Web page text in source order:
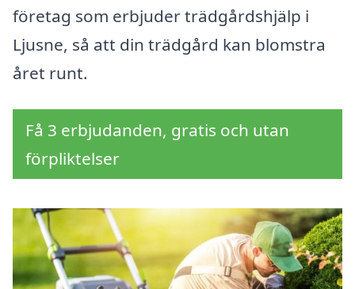
företag som erbjuder trädgårdshjälp i
Ljusne, så att din trädgård kan blomstra
året runt.
Få 3 erbjudanden, gratis och utan
förpliktelser